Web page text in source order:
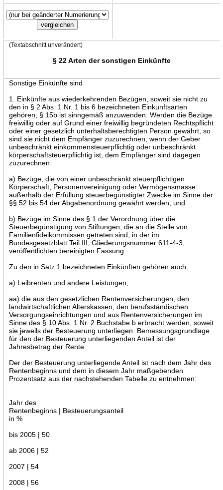
(Textabschnitt unverändert)
§ 22 Arten der sonstigen Einkünfte
Sonstige Einkünfte sind
1. Einkünfte aus wiederkehrenden Bezügen, soweit sie nicht zu
den in § 2 Abs. 1 Nr. 1 bis 6 bezeichneten Einkunftsarten
gehören; § 15b ist sinngemäß anzuwenden. Werden die Bezüge
freiwillig oder auf Grund einer freiwillig begründeten Rechtspflicht
oder einer gesetzlich unterhaltsberechtigten Person gewährt, so
sind sie nicht dem Empfänger zuzurechnen, wenn der Geber
unbeschränkt einkommensteuerpflichtig oder unbeschränkt
körperschaftsteuerpflichtig ist; dem Empfänger sind dagegen
zuzurechnen
a) Bezüge, die von einer unbeschränkt steuerpflichtigen
Körperschaft, Personenvereinigung oder Vermögensmasse
außerhalb der Erfüllung steuerbegünstigter Zwecke im Sinne der
§§ 52 bis 54 der Abgabenordnung gewährt werden, und
b) Bezüge im Sinne des § 1 der Verordnung über die
Steuerbegünstigung von Stiftungen, die an die Stelle von
Familienfideikommissen getreten sind, in der im
Bundesgesetzblatt Teil III, Gliederungsnummer 611-4-3,
veröffentlichten bereinigten Fassung.
Zu den in Satz 1 bezeichneten Einkünften gehören auch
a) Leibrenten und andere Leistungen,
aa) die aus den gesetzlichen Rentenversicherungen, den
landwirtschaftlichen Alterskassen, den berufsständischen
Versorgungseinrichtungen und aus Rentenversicherungen im
Sinne des § 10 Abs. 1 Nr. 2 Buchstabe b erbracht werden, soweit
sie jeweils der Besteuerung unterliegen. Bemessungsgrundlage
für den der Besteuerung unterliegenden Anteil ist der
Jahresbetrag der Rente.
Der der Besteuerung unterliegende Anteil ist nach dem Jahr des
Rentenbeginns und dem in diesem Jahr maßgebenden
Prozentsatz aus der nachstehenden Tabelle zu entnehmen:
Jahr des
Rentenbeginns | Besteuerungsanteil
in %
bis 2005 | 50
ab 2006 | 52
2007 | 54
2008 | 56